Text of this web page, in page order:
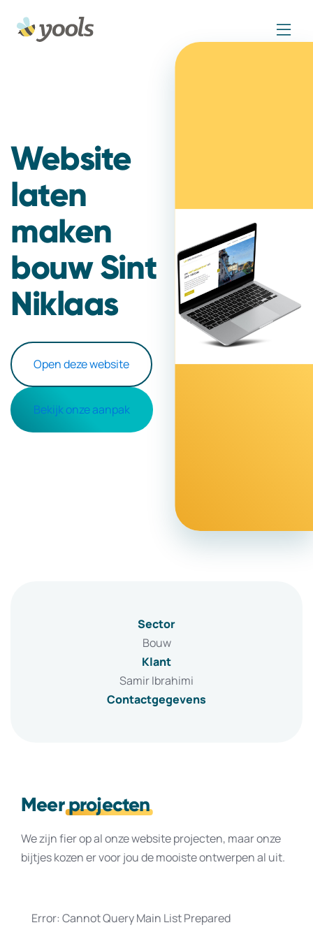
Website
laten
maken
bouw Sint
Niklaas
Open deze website
Bekijk onze aanpak
Sector
Bouw
Klant
Samir Ibrahimi
Contactgegevens
Meerprojecten
We zijn fier op al onze website projecten, maar onze
bijtjes kozen er voor jou de mooiste ontwerpen al uit.
Error: Cannot Query Main List Prepared